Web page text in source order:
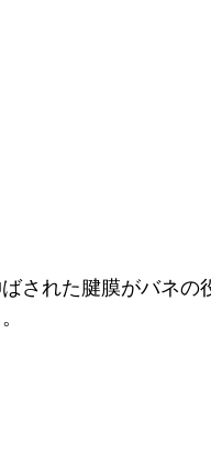
された腱膜がバネの